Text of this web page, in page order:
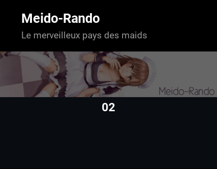
Meido-Rando
Le merveilleux pays des maids
02